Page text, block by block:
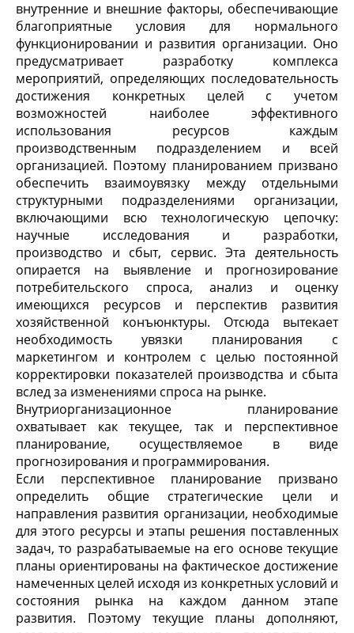
внутренние и внешние факторы, обеспечивающие
благоприятные условия для нормального
функционировании и развития организации. Оно
предусматривает разработку комплекса
мероприятий, определяющих последовательность
достижения конкретных целей с учетом
возможностей наиболее эффективного
использования ресурсов каждым
производственным подразделением и всей
организацией. Поэтому планированием призвано
обеспечить взаимоувязку между отдельными
структурными подразделениями организации,
включающими всю технологическую цепочку:
научные исследования и разработки,
производство и сбыт, сервис. Эта деятельность
опирается на выявление и прогнозирование
потребительского спроса, анализ и оценку
имеющихся ресурсов и перспектив развития
хозяйственной конъюнктуры. Отсюда вытекает
необходимость увязки планирования с
маркетингом и контролем с целью постоянной
корректировки показателей производства и сбыта
вслед за изменениями спроса на рынке.
Внутриорганизационное планирование
охватывает как текущее, так и перспективное
планирование, осуществляемое в виде
прогнозирования и программирования.
Если перспективное планирование призвано
определить общие стратегические цели и
направления развития организации, необходимые
для этого ресурсы и этапы решения поставленных
задач, то разрабатываемые на его основе текущие
планы ориентированы на фактическое достижение
намеченных целей исходя из конкретных условий и
состояния рынка на каждом данном этапе
развития. Поэтому текущие планы дополняют,